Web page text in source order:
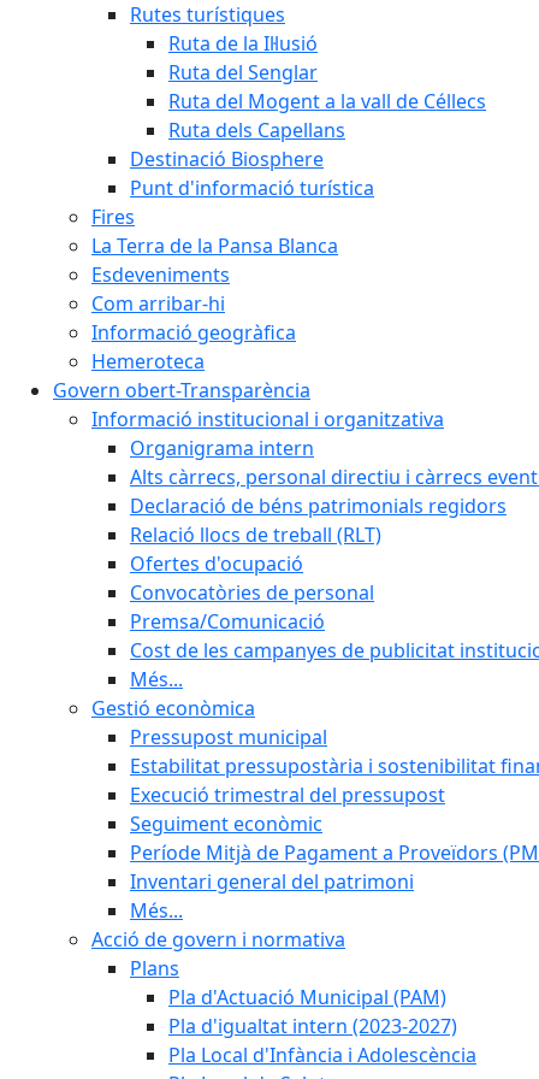
Rutes turístiques
Ruta de la Il·lusió
Ruta del Senglar
Ruta del Mogent a la vall de Céllecs
Ruta dels Capellans
Destinació Biosphere
Punt d'informació turística
Fires
La Terra de la Pansa Blanca
Esdeveniments
Com arribar-hi
Informació geogràfica
Hemeroteca
Govern obert-Transparència
Informació institucional i organitzativa
Organigrama intern
Alts càrrecs, personal directiu i càrrecs
Declaració de béns patrimonials regidors
Relació llocs de treball (RLT)
Ofertes d'ocupació
Convocatòries de personal
Premsa/Comunicació
Cost de les campanyes de publicitat
Més...
Gestió econòmica
Pressupost municipal
Estabilitat pressupostària i sostenibilitat
Execució trimestral del pressupost
Seguiment econòmic
Període Mitjà de Pagament a Proveïdors
Inventari general del patrimoni
Més...
Acció de govern i normativa
Plans
Pla d'Actuació Municipal (PAM)
Pla d'igualtat intern (2023-2027)
Pla Local d'Infància i Adolescència